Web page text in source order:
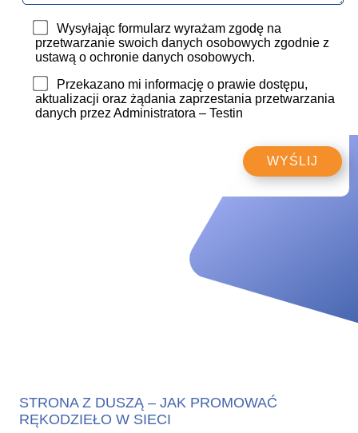
Wysyłając formularz wyrażam zgodę na
przetwarzanie swoich danych osobowych zgodnie z
ustawą o ochronie danych osobowych.
Przekazano mi informację o prawie dostępu,
aktualizacji oraz żądania zaprzestania przetwarzania
danych przez Administratora – Testin
STRONA Z DUSZĄ – JAK PROMOWAĆ
RĘKODZIEŁO W SIECI